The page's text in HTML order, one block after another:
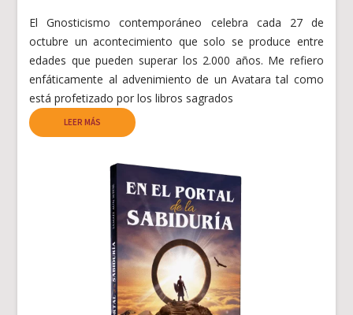
El Gnosticismo contemporáneo celebra cada 27 de
octubre un acontecimiento que solo se produce entre
edades que pueden superar los 2.000 años. Me refiero
enfáticamente al advenimiento de un Avatara tal como
está profetizado por los libros sagrados
LEER MÁS